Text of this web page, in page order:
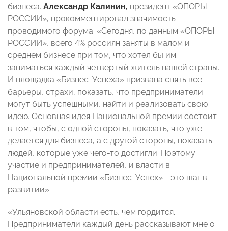
бизнеса. Александр Калинин, президент «ОПОРЫ
РОССИИ», прокомментировал значимость
проводимого форума: «Сегодня, по данным «ОПОРЫ
РОССИИ», всего 4% россиян заняты в малом и
среднем бизнесе при том, что хотел бы им
заниматься каждый четвертый житель нашей страны.
И площадка «Бизнес-Успеха» призвана снять все
барьеры, страхи, показать, что предприниматели
могут быть успешными, найти и реализовать свою
идею. Основная идея Национальной премии состоит
в том, чтобы, с одной стороны, показать, что уже
делается для бизнеса, а с другой стороны, показать
людей, которые уже чего-то достигли. Поэтому
участие и предпринимателей, и власти в
Национальной премии «Бизнес-Успех» - это шаг в
развитии».
«Ульяновской области есть, чем гордится.
Предприниматели каждый день рассказывают мне о